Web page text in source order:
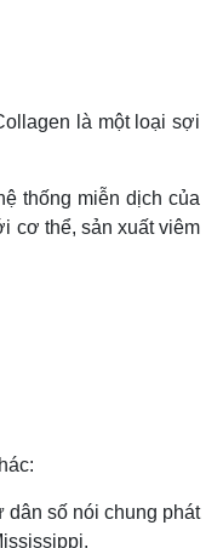
là một loại sợi
thống miễn dịch của
cơ thể, sản xuất viêm
dân số nói chung phát